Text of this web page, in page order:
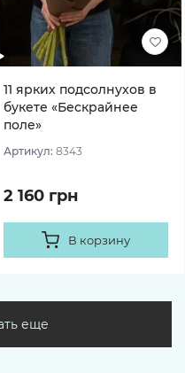
11 ярких подсолнухов в
букете «Бескрайнее
поле»
Артикул: 8343
2 160 грн
В корзину
еще